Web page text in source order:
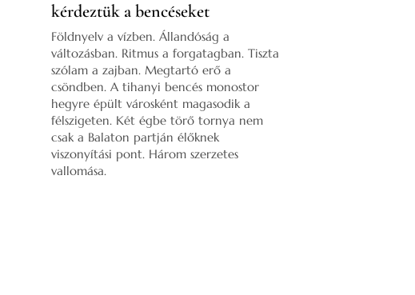
kérdeztük a bencéseket
Földnyelv a vízben. Állandóság a
változásban. Ritmus a forgatagban. Tiszta
szólam a zajban. Megtartó erő a
csöndben. A tihanyi bencés monostor
hegyre épült városként magasodik a
félszigeten. Két égbe törő tornya nem
csak a Balaton partján élőknek
viszonyítási pont. Három szerzetes
vallomása.